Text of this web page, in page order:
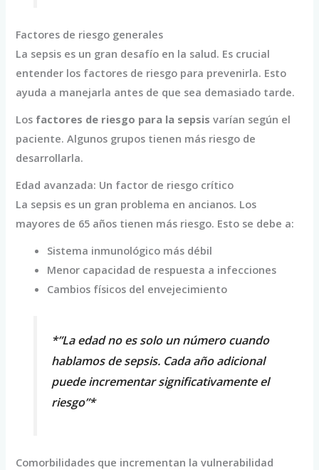
Factores de riesgo generales
La sepsis es un gran desafío en la salud. Es crucial
entender los factores de riesgo para prevenirla. Esto
ayuda a manejarla antes de que sea demasiado tarde.
Los factores de riesgo para la sepsis varían según el
paciente. Algunos grupos tienen más riesgo de
desarrollarla.
Edad avanzada: Un factor de riesgo crítico
La sepsis es un gran problema en ancianos. Los
mayores de 65 años tienen más riesgo. Esto se debe a:
Sistema inmunológico más débil
Menor capacidad de respuesta a infecciones
Cambios físicos del envejecimiento
*”La edad no es solo un número cuando
hablamos de sepsis. Cada año adicional
puede incrementar significativamente el
riesgo”*
Comorbilidades que incrementan la vulnerabilidad